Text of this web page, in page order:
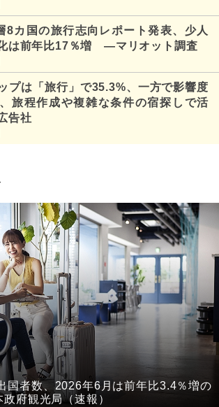
8カ国の旅行志向レポート発表、少人
は前年比17％増 ―マリオット調査
プは「旅行」で35.3%、一方で影響度
旅程作成や複雑な条件の宿探しで活
告社
国者数、2026年6月は前年比3.4％増の
府観光局（速報）